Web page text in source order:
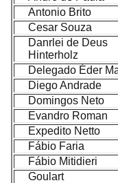
Antonio Brito
Cesar Souza
Danrlei de Deus
Hinterholz
Delegado Éder
Diego Andrade
Domingos Neto
Evandro Roman
Expedito Netto
Fábio Faria
Fábio Mitidieri
Goulart